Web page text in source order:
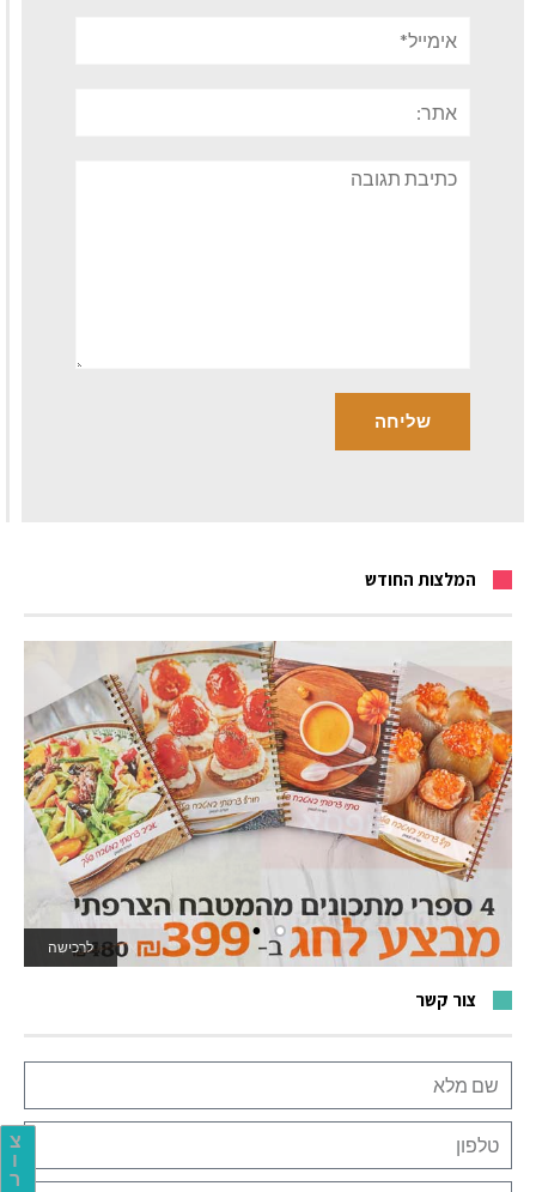
צ
ו
ר
המלצות החודש
לרכישה
לאתר המשחקים
צור קשר